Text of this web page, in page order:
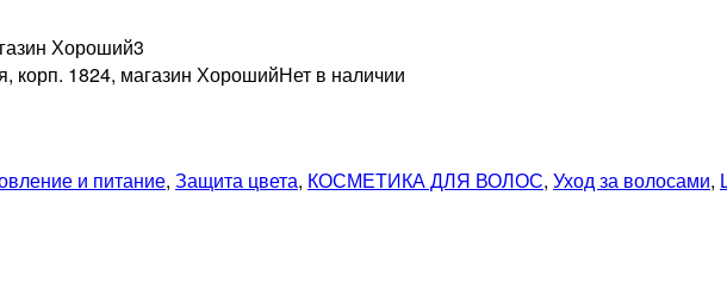
Хороший3
корп. 1824, магазин ХорошийНет в наличии
и питание, Защита цвета, КОСМЕТИКА ДЛЯ ВОЛОС, Уход за волосами,